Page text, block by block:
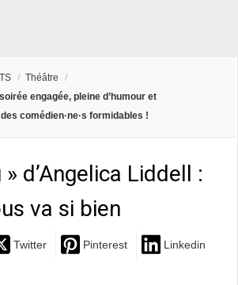
/ Théâtre
/
engagée, pleine d’humour et
comédien·ne·s formidables !
d’Angelica Liddell :
va si bien
Twitter Pinterest Linkedin